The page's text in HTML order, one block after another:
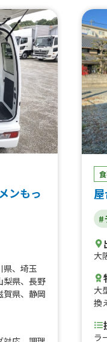
、みたま＿
ャンフリッ
ン、帯広
ト、北海道
ベルジャン
ル・スパ
チュロ
り牛タン
そば、いか
レー、極み
シュー丼、
ーメン、ア
ンもっ
県、 埼玉
梨県、 長野
賀県、 静岡
#
大
大
換
ラ